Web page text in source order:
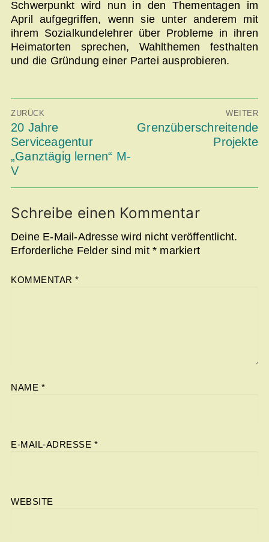
Schwerpunkt wird nun in den Thementagen im
April aufgegriffen, wenn sie unter anderem mit
ihrem Sozialkundelehrer über Probleme in ihren
Heimatorten sprechen, Wahlthemen festhalten
und die Gründung einer Partei ausprobieren.
Beitragsnavigation
ZURÜCK
Vorheriger
Beitrag:
20 Jahre
Serviceagentur
„Ganztägig lernen“ M-
V
WEITER
Nächster
Grenzüberschreitende
Projekte
Schreibe einen Kommentar
Deine E-Mail-Adresse wird nicht veröffentlicht.
Erforderliche Felder sind mit * markiert
KOMMENTAR *
NAME *
E-MAIL-ADRESSE *
WEBSITE